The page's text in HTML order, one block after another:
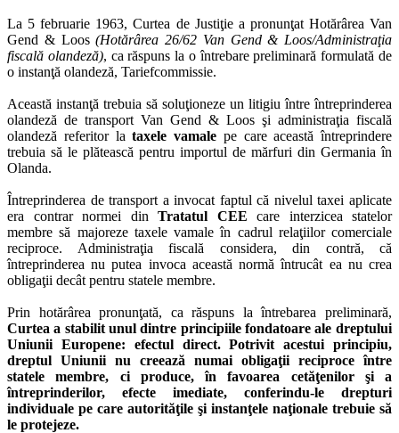
La 5 februarie 1963, Curtea de Justiţie a pronunţat Hotărârea Van
Gend & Loos(Hotărârea 26/62 Van Gend & Loos/Administraţia
fiscală olandeză), ca răspuns la o întrebare preliminară formulată de
o instanţă olandeză, Tariefcommissie.
Această instanţă trebuia să soluţioneze un litigiu între întreprinderea
olandeză de transport Van Gend & Loos şi administraţia fiscală
olandeză referitor lataxele vamale pe care această întreprindere
trebuia să le plătească pentru importul de mărfuri din Germania în
Olanda.
Întreprinderea de transport a invocat faptul că nivelul taxei aplicate
era contrar normei din Tratatul CEE care interzicea statelor
membre să majoreze taxele vamale în cadrul relaţiilor comerciale
reciproce. Administraţia fiscală considera, din contră, că
întreprinderea nu putea invoca această normă întrucât ea nu crea
obligaţii decât pentru statele membre.
Prin hotărârea pronunţată, ca răspuns la întrebarea preliminară,
Curtea a stabilit unul dintre principiile fondatoare ale dreptului
Uniunii Europene: efectul direct. Potrivit acestui principiu,
dreptul Uniunii nu creează numai obligaţii reciproce între
statele membre, ci produce, în favoarea cetăţenilor şi a
întreprinderilor, efecte imediate, conferindu-le drepturi
individuale pe care autorităţile şi instanţele naţionale trebuie să
le protejeze.